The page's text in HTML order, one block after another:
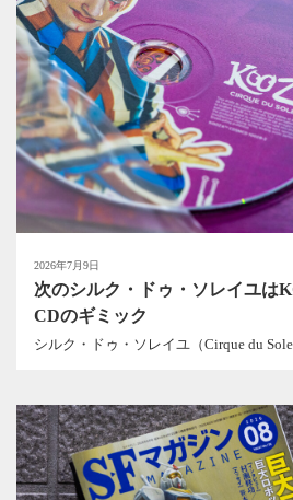
2026年7月9日
次のシルク・ドゥ・ソレイユは
CDのギミック
シルク・ドゥ・ソレイユ（Cirque du